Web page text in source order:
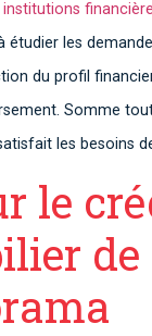
institutions
étudier les
du profil
Somme
les besoins
le
de